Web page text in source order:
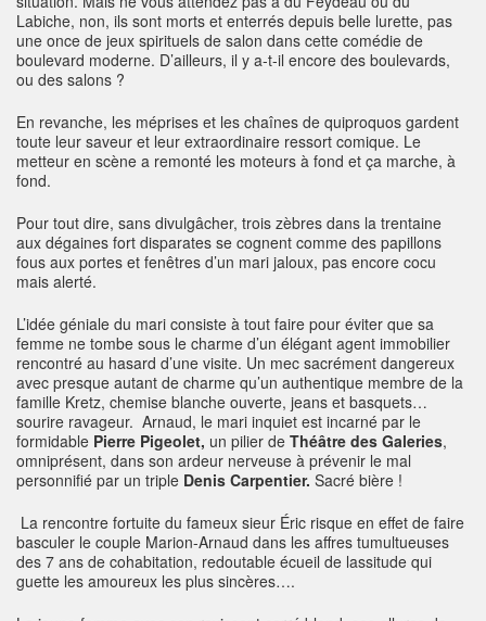
Labiche, non, ils sont morts et enterrés depuis belle lurette, pas
une once de jeux spirituels de salon dans cette comédie de
boulevard moderne. D’ailleurs, il y a-t-il encore des boulevards,
ou des salons ?
En revanche, les méprises et les chaînes de quiproquos gardent
toute leur saveur et leur extraordinaire ressort comique. Le
metteur en scène a remonté les moteurs à fond et ça marche, à
fond.
Pour tout dire, sans divulgâcher, trois zèbres dans la trentaine
aux dégaines fort disparates se cognent comme des papillons
fous aux portes et fenêtres d’un mari jaloux, pas encore cocu
mais alerté.
L’idée géniale du mari consiste à tout faire pour éviter que sa
femme ne tombe sous le charme d’un élégant agent immobilier
rencontré au hasard d’une visite. Un mec sacrément dangereux
avec presque autant de charme qu’un authentique membre de la
famille Kretz, chemise blanche ouverte, jeans et basquets…
sourire ravageur. Arnaud, le mari inquiet est incarné par le
formidable Pierre Pigeolet, un pilier de Théâtre des Galeries,
omniprésent, dans son ardeur nerveuse à prévenir le mal
personnifié par un triple Denis Carpentier. Sacré bière !
La rencontre fortuite du fameux sieur Éric risque en effet de faire
basculer le couple Marion-Arnaud dans les affres tumultueuses
des 7 ans de cohabitation, redoutable écueil de lassitude qui
guette les amoureux les plus sincères….